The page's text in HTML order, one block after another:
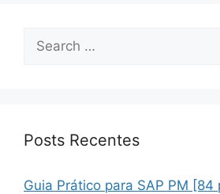
for:
Posts Recentes
Guia Prático para SAP PM [84